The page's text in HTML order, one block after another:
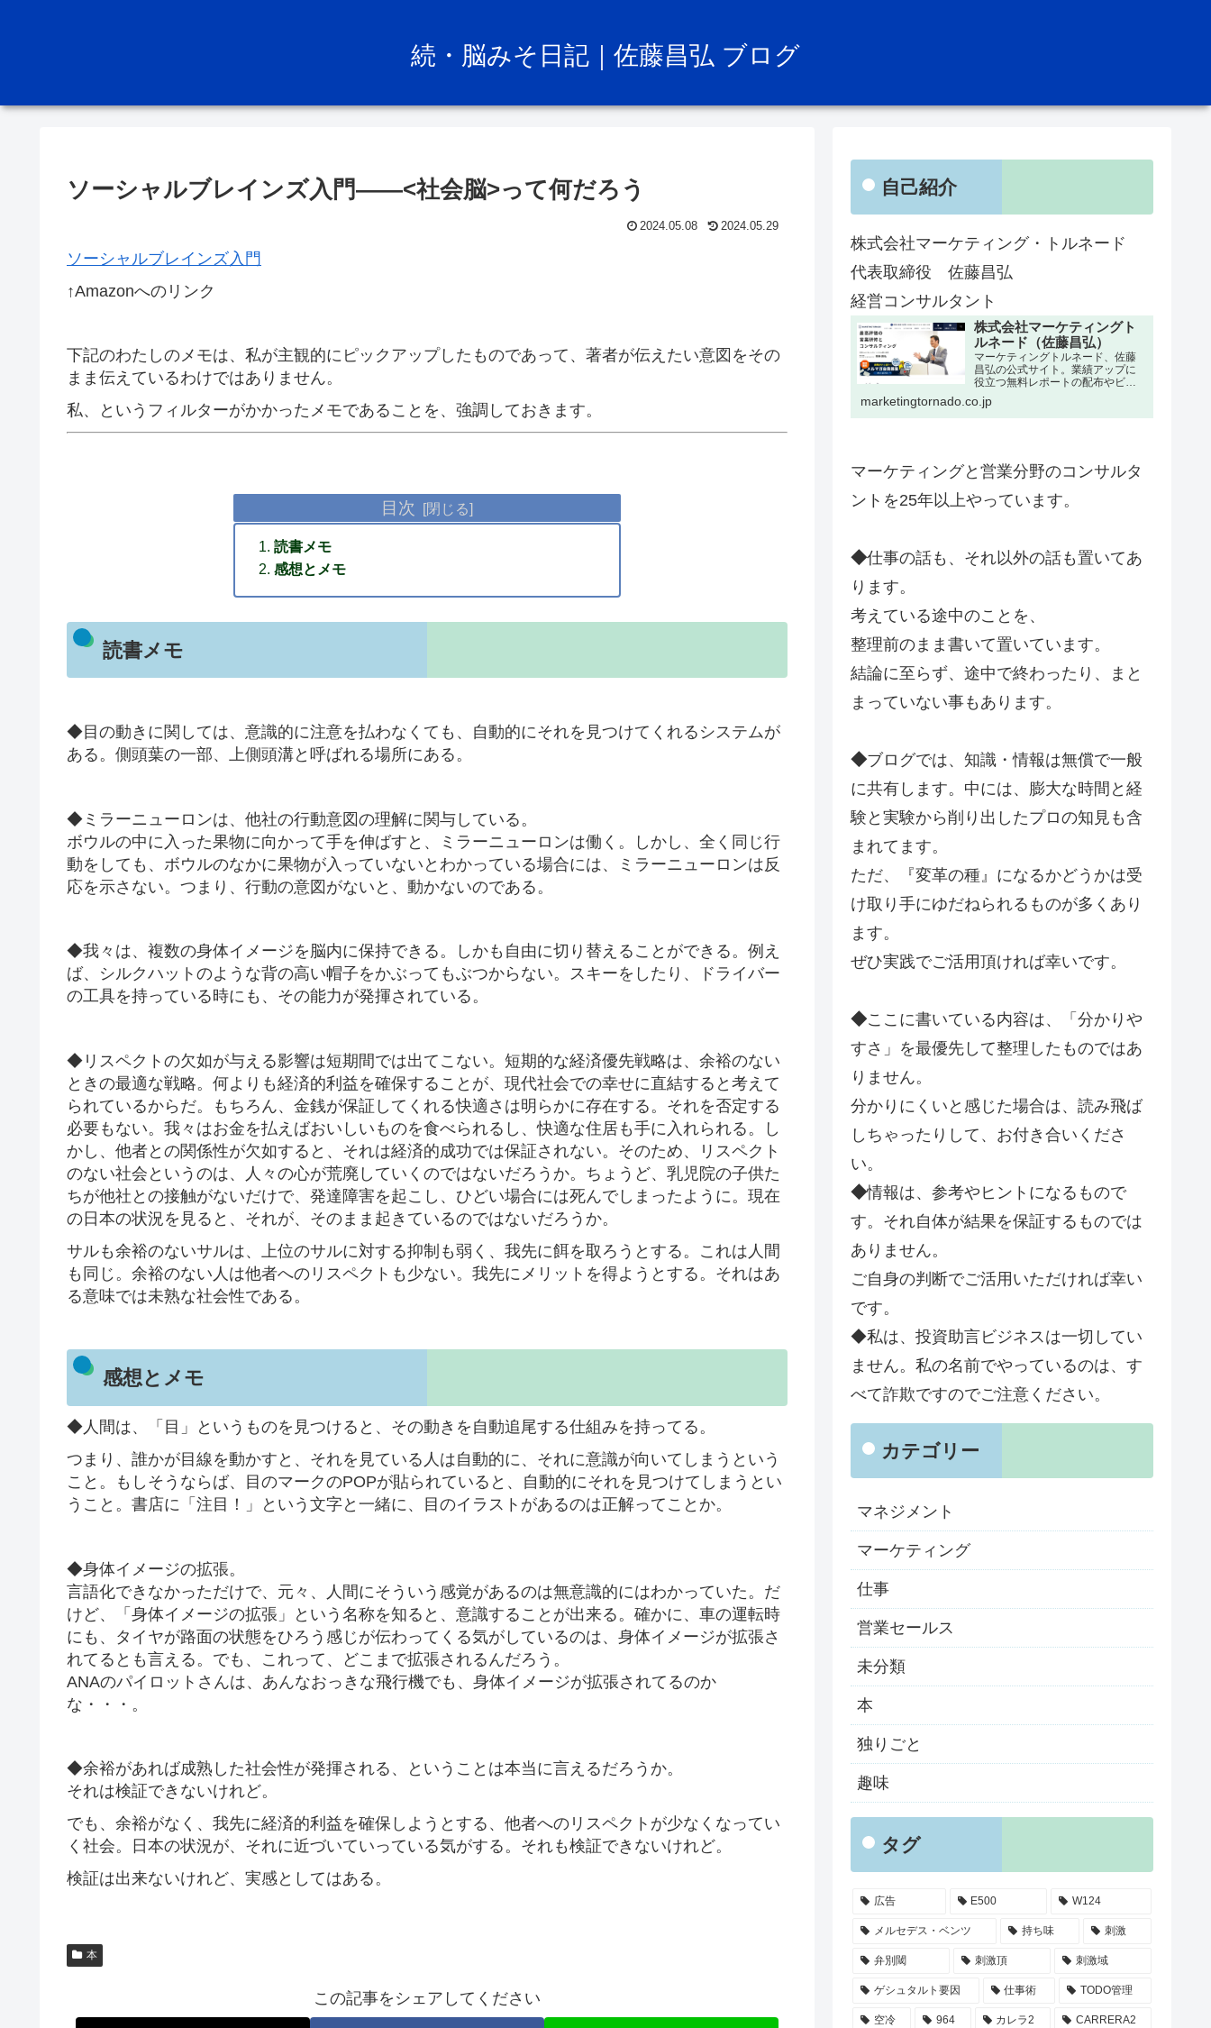
続・脳みそ日記｜佐藤昌弘 ブログ
ソーシャルブレインズ入門――<社会脳>って何だろう
2024.05.08 2024.05.29
ソーシャルブレインズ入門
↑Amazonへのリンク
下記のわたしのメモは、私が主観的にピックアップしたものであって、著者が伝えたい意図をその
まま伝えているわけではありません。
私、というフィルターがかかったメモであることを、強調しておきます。
目次
読書メモ
感想とメモ
読書メモ
◆目の動きに関しては、意識的に注意を払わなくても、自動的にそれを見つけてくれるシステムが
ある。側頭葉の一部、上側頭溝と呼ばれる場所にある。
◆ミラーニューロンは、他社の行動意図の理解に関与している。
ボウルの中に入った果物に向かって手を伸ばすと、ミラーニューロンは働く。しかし、全く同じ行
動をしても、ボウルのなかに果物が入っていないとわかっている場合には、ミラーニューロンは反
応を示さない。つまり、行動の意図がないと、動かないのである。
◆我々は、複数の身体イメージを脳内に保持できる。しかも自由に切り替えることができる。例え
ば、シルクハットのような背の高い帽子をかぶってもぶつからない。スキーをしたり、ドライバー
の工具を持っている時にも、その能力が発揮されている。
◆リスペクトの欠如が与える影響は短期間では出てこない。短期的な経済優先戦略は、余裕のない
ときの最適な戦略。何よりも経済的利益を確保することが、現代社会での幸せに直結すると考えて
られているからだ。もちろん、金銭が保証してくれる快適さは明らかに存在する。それを否定する
必要もない。我々はお金を払えばおいしいものを食べられるし、快適な住居も手に入れられる。し
かし、他者との関係性が欠如すると、それは経済的成功では保証されない。そのため、リスペクト
のない社会というのは、人々の心が荒廃していくのではないだろうか。ちょうど、乳児院の子供た
ちが他社との接触がないだけで、発達障害を起こし、ひどい場合には死んでしまったように。現在
の日本の状況を見ると、それが、そのまま起きているのではないだろうか。
サルも余裕のないサルは、上位のサルに対する抑制も弱く、我先に餌を取ろうとする。これは人間
も同じ。余裕のない人は他者へのリスペクトも少ない。我先にメリットを得ようとする。それはあ
る意味では未熟な社会性である。
感想とメモ
◆人間は、「目」というものを見つけると、その動きを自動追尾する仕組みを持ってる。
つまり、誰かが目線を動かすと、それを見ている人は自動的に、それに意識が向いてしまうという
こと。もしそうならば、目のマークのPOPが貼られていると、自動的にそれを見つけてしまうとい
うこと。書店に「注目！」という文字と一緒に、目のイラストがあるのは正解ってことか。
◆身体イメージの拡張。
言語化できなかっただけで、元々、人間にそういう感覚があるのは無意識的にはわかっていた。だ
けど、「身体イメージの拡張」という名称を知ると、意識することが出来る。確かに、車の運転時
にも、タイヤが路面の状態をひろう感じが伝わってくる気がしているのは、身体イメージが拡張さ
れてるとも言える。でも、これって、どこまで拡張されるんだろう。
ANAのパイロットさんは、あんなおっきな飛行機でも、身体イメージが拡張されてるのか
な・・・。
◆余裕があれば成熟した社会性が発揮される、ということは本当に言えるだろうか。
それは検証できないけれど。
でも、余裕がなく、我先に経済的利益を確保しようとする、他者へのリスペクトが少なくなってい
く社会。日本の状況が、それに近づいていっている気がする。それも検証できないけれど。
検証は出来ないけれど、実感としてはある。
本
この記事をシェアしてください
自己紹介
株式会社マーケティング・トルネード
代表取締役 佐藤昌弘
経営コンサルタント
株式会社マーケティングト
ルネード（佐藤昌弘）
マーケティングトルネード、佐藤
昌弘の公式サイト。業績アップに
役立つ無料レポートの配布やビジ
ネス教材の販売、マーケティン
グ・セールストーク・マネジメン
トのコンサルティング、企業研
marketingtornado.co.jp
マーケティングと営業分野のコンサルタ
ントを25年以上やっています。
◆仕事の話も、それ以外の話も置いてあ
ります。
考えている途中のことを、
整理前のまま書いて置いています。
結論に至らず、途中で終わったり、まと
まっていない事もあります。
◆ブログでは、知識・情報は無償で一般
に共有します。中には、膨大な時間と経
験と実験から削り出したプロの知見も含
まれてます。
ただ、『変革の種』になるかどうかは受
け取り手にゆだねられるものが多くあり
ます。
ぜひ実践でご活用頂ければ幸いです。
◆ここに書いている内容は、「分かりや
すさ」を最優先して整理したものではあ
りません。
分かりにくいと感じた場合は、読み飛ば
しちゃったりして、お付き合いくださ
い。
◆情報は、参考やヒントになるもので
す。それ自体が結果を保証するものでは
ありません。
ご自身の判断でご活用いただければ幸い
です。
◆私は、投資助言ビジネスは一切してい
ません。私の名前でやっているのは、す
べて詐欺ですのでご注意ください。
カテゴリー
マネジメント
マーケティング
仕事
営業セールス
未分類
本
独りごと
趣味
タグ
広告 E500 W124
メルセデス・ベンツ 持ち味 刺激
弁別閾 刺激頂 刺激域
ゲシュタルト要因 仕事術 TODO管理
空冷 964 カレラ2 CARRERA2